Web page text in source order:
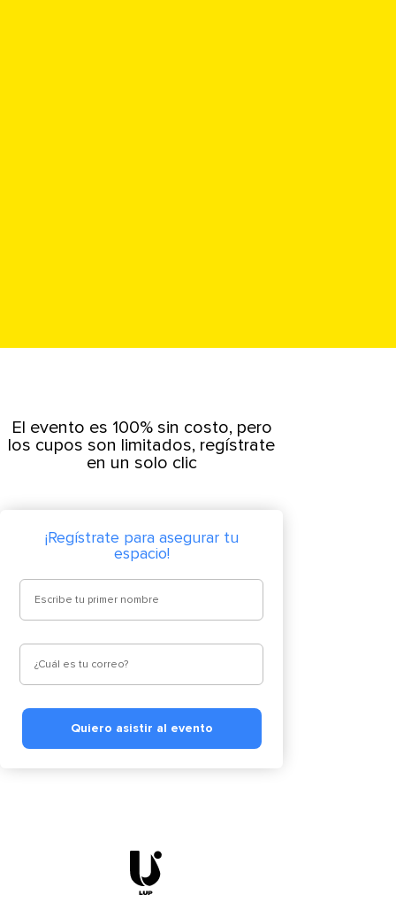
El evento es 100% sin costo, pero
los cupos son limitados, regístrate
en un solo clic
¡Regístrate para asegurar tu
espacio!
Quiero asistir al evento